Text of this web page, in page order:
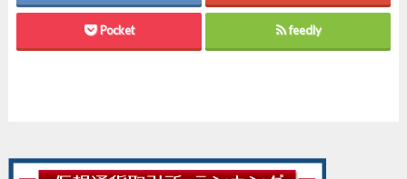
Pocket feedly